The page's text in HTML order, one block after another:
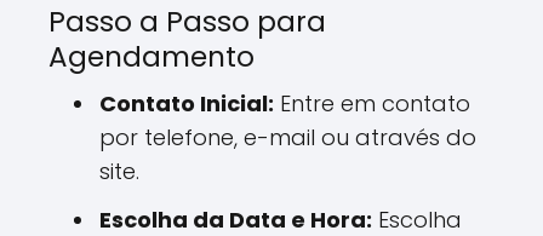
Passo a Passo para
Agendamento
Contato Inicial: Entre em contato
por telefone, e-mail ou através do
site.
Escolha da Data e Hora: Escolha